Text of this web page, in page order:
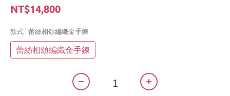
NT$14,800
款式 : 蕾絲相頌編織金手鍊
蕾絲相頌編織金手鍊